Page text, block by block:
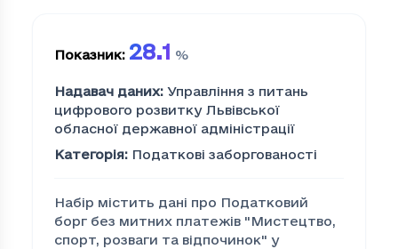
Показник: 28.1 %
Надавач даних: Управління з питань
цифрового розвитку Львівської
обласної державної адміністрації
Категорія: Податкові заборгованості
Набір містить дані про Податковий
борг без митних платежів "Мистецтво,
спорт, розваги та вiдпочинок" у